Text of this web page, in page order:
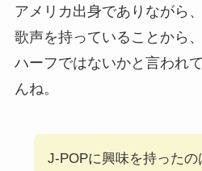
アメリカ出身でありながら
歌声を持っていることから
ハーフではないかと言われ
んね。
J-POPに興味を持ったの